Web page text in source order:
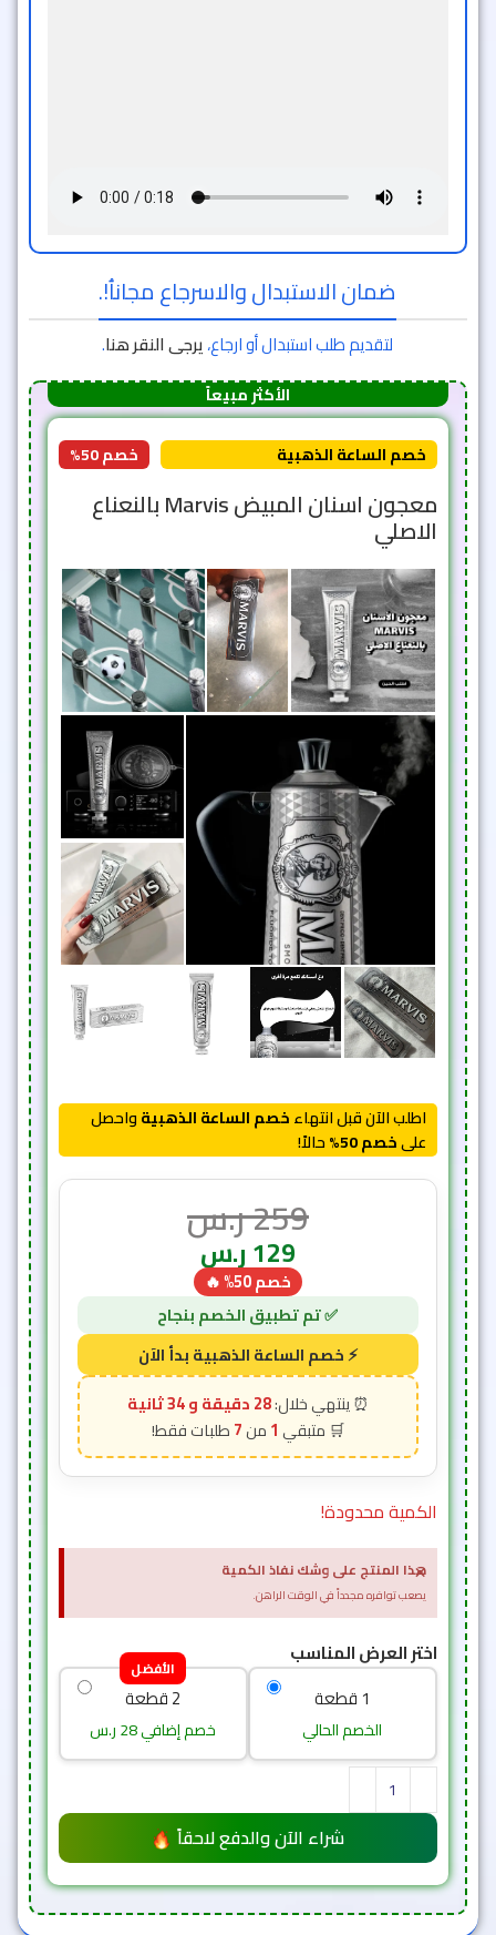
ضمان الاستبدال والاسرجاع مجاناُ!.
لتقديم طلب استبدال أو ارجاع،يرجى النقر هنا.
الأكثر مبيعاً
خصم الساعة الذهبية خصم 50%
معجون اسنان المبيض Marvis بالنعناع
الاصلي
اطلب الآن قبل انتهاءخصم الساعة الذهبيةواحصل
علىخصم 50% حالاً!
259ر.س
129ر.س
خصم 50% 🔥
28 دقيقة و 32 ثانية
1
7
الكمية محدودة!
هذا المنتج على وشك نفاذ الكمية
يصعب توافره مجدداً في الوقت الراهن.
×
اختر العرض المناسب
1 قطعة
الخصم الحالي
الأفضل
2 قطعة
خصم إضافي 28 ر.س
شراء الآن والدفع لاحقاً